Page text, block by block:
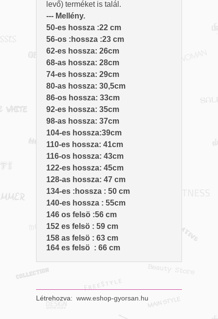
levő) terméket is talál.
--- Mellény.
50-es hossza :22 cm
56-os :hossza :23 cm
62-es hossza: 26cm
68-as hossza: 28cm
74-es hossza: 29cm
80-as hossza: 30,5cm
86-os hossza: 33cm
92-es hossza: 35cm
98-as hossza: 37cm
104-es hossza:39cm
110-es hossza: 41cm
116-os hossza: 43cm
122-es hossza: 45cm
128-as hossza: 47 cm
134-es :hossza : 50 cm
140-es hossza : 55cm
146 os felsö :56 cm
152 es felsö : 59 cm
158 as felsö : 63 cm
164 es felsö : 66 cm
Létrehozva: www.eshop-gyorsan.hu